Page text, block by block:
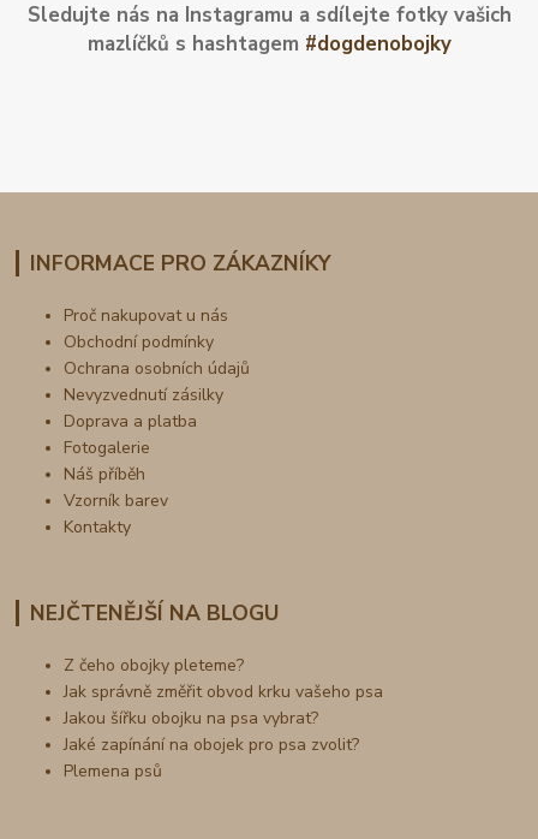
Sledujte nás na Instagramu a sdílejte fotky vašich
mazlíčků s hashtagem #dogdenobojky
INFORMACE PRO ZÁKAZNÍKY
Proč nakupovat u nás
Obchodní podmínky
Ochrana osobních údajů
Nevyzvednutí zásilky
Doprava a platba
Fotogalerie
Náš příběh
Vzorník barev
Kontakty
NEJČTENĚJŠÍ NA BLOGU
Z čeho obojky pleteme?
Jak správně změřit obvod krku vašeho psa
Jakou šířku obojku na psa vybrat?
Jaké zapínání na obojek pro psa zvolit?
Plemena psů